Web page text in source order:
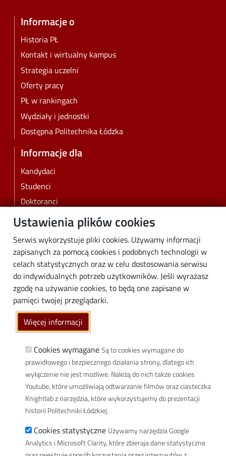
Ustawienia plików cookies
Serwis wykorzystuje pliki cookies. Używamy informacji
zapisanych za pomocą cookies i podobnych technologii w
celach statystycznych oraz w celu dostosowania serwisu
do indywidualnych potrzeb użytkowników. Jeśli wyrażasz
zgodę na używanie cookies, to będą one zapisane w
pamięci twojej przeglądarki.
Więcej informacji
Cookies wymagane Są to cookies wymagane do
prawidłowego i bezpiecznego działania strony, dlatego ich
wyłączenie nie jest możliwe. Należą do nich także cookies
Youtube, które umożliwiają odtwarzanie filmów oraz ciasteczka
Knightlab z narzędzia, które wykorzystujemy do prezentacji
historii Politechniki Łódzkiej.
Cookies statystyczne Używamy narzędzia Google
Analytics i Microsoft Clarity, które zbieraja dane statystyczne
Informacje o
Historia PŁ
Kontakt i wirtualny kampus
Strategia uczelni
Oferty pracy
PŁ w rankingach
Wydziały i jednostki
Dostępna Politechnika Łódzka
Informacje dla
Kandydaci
Studenci
Doktoranci
Pracownicy
Biznes
Media
Społeczność lokalna
Linki
Wikamp
Poczta elektroniczna
Biblioteka PŁ
Dyscypliny naukowe w PŁ
Inicjatywa Doskonałości Uczelnia Badawcza
BIP
Klauzula RODO
Polityka prywatności
Deklaracja dostępności cyfrowej